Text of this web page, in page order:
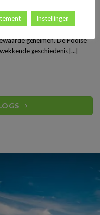
charme van
hoofdstad
geheimen. De Poolse
geschiedenis [...]
Instellingen